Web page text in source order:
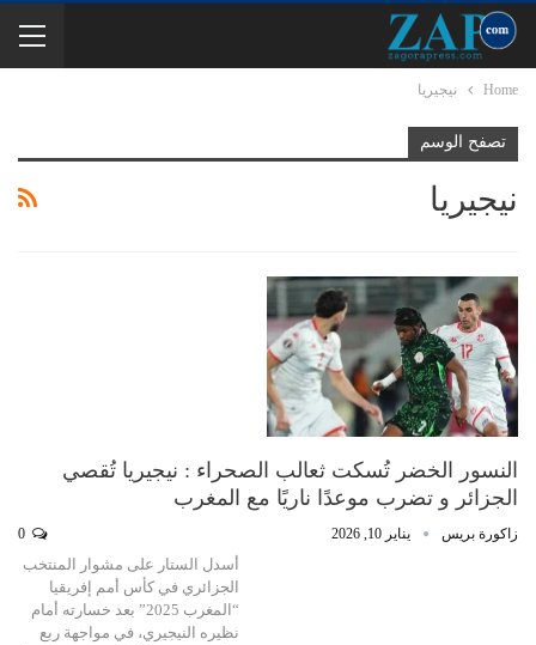
Home نيجيريا
تصفح الوسم
نيجيريا
النسور الخضر تُسكت ثعالب الصحراء : نيجيريا تُقصي
الجزائر و تضرب موعدًا ناريًا مع المغرب
زاكورة بريس يناير 10, 2026
أسدل الستار على مشوار المنتخب
الجزائري في كأس أمم إفريقيا
“المغرب 2025” بعد خسارته أمام
نظيره النيجيري، في مواجهة ربع